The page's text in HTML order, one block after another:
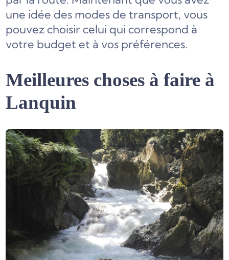
une idée des modes de transport, vous
pouvez choisir celui qui correspond à
votre budget et à vos préférences.
Meilleures choses à faire à
Lanquin